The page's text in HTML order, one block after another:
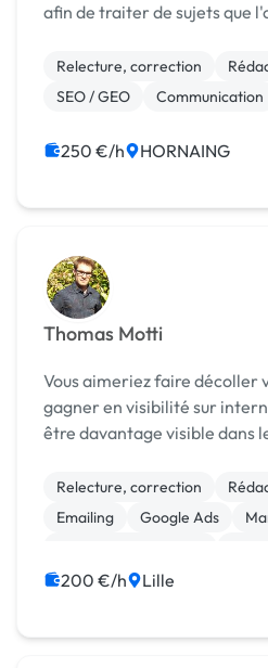
afin de traiter de sujets que
consultant SEO / SEA et
Relecture, correction
SEO / GEO
Communication
250 €/h HORNAING
Thomas Motti
Vous aimeriez faire décoller
gagner en visibilité sur internet ? Si vous
être davantage visible dans
plus efficace reste de
Relecture, correction
Emailing
Google Ads
200 €/h Lille